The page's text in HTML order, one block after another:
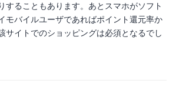
することもあります。あとスマホがソフト
モバイルユーザであればポイント還元率か
サイトでのショッピングは必須となるでし